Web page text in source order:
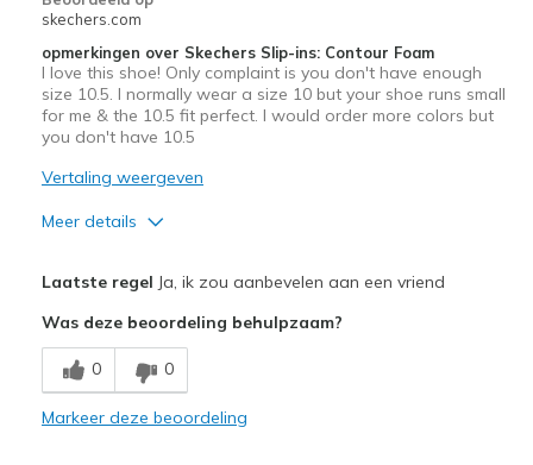
Sizing
View On Shoes
I'm Really Into Shoes
skechers.com
opmerkingen over Skechers Slip-ins: Contour Foam
I love this shoe! Only complaint is you don't have enough
size 10.5. I normally wear a size 10 but your shoe runs small
for me & the 10.5 fit perfect. I would order more colors but
you don't have 10.5
Vertaling weergeven
Meer details
Breathe Well
Comfortable
Laatste regel Ja, ik zou aanbevelen aan een vriend
Was deze beoordeling behulpzaam?
0 0
Markeer deze beoordeling